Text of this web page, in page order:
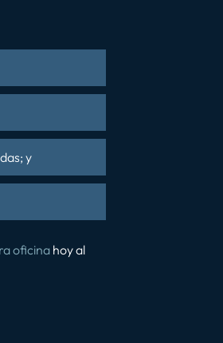
y
oficinahoy al